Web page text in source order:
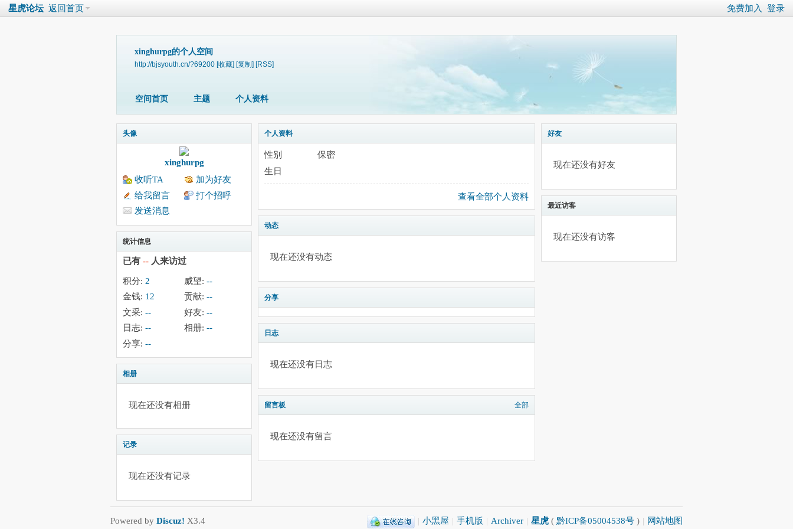
免费加入 登录
星虎论坛 返回首页
xinghurpg的个人空间
http://bjsyouth.cn/?69200 [收藏] [复制] [RSS]
空间首页 主题 个人资料
头像
xinghurpg
收听TA
加为好友
给我留言
打个招呼
发送消息
统计信息
已有 -- 人来访过
积分: 2 威望: --
金钱: 12 贡献: --
文采: -- 好友: --
日志: -- 相册: --
分享: --
相册
现在还没有相册
记录
现在还没有记录
个人资料
性别
保密
生日
查看全部个人资料
动态
现在还没有动态
分享
日志
现在还没有日志
留言板 全部
现在还没有留言
好友
现在还没有好友
最近访客
现在还没有访客
| 小黑屋 | 手机版 | Archiver | 星虎 ( 黔ICP备05004538号 ) | 网站地图
Powered by Discuz! X3.4